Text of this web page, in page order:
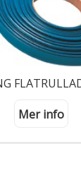
Mer info